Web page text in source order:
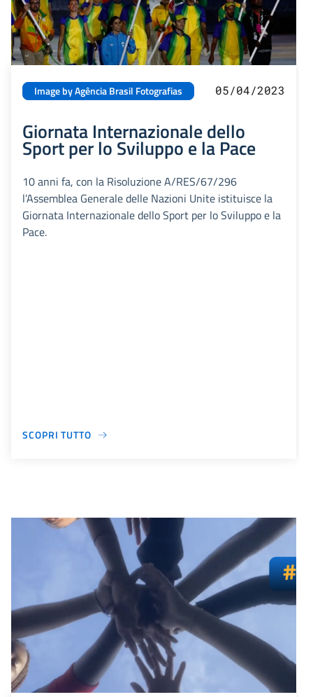
Image by Agência Brasil Fotografias 05/04/2023
Giornata Internazionale dello
Sport per lo Sviluppo e la Pace
10 anni fa, con la Risoluzione A/RES/67/296
l’Assemblea Generale delle Nazioni Unite istituisce la
Giornata Internazionale dello Sport per lo Sviluppo e la
Pace.
SCOPRI TUTTO